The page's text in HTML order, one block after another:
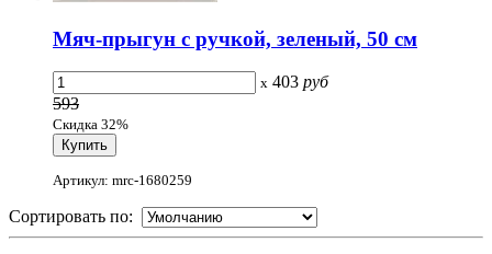
Мяч-прыгун с ручкой, зеленый, 50 см
x 403 руб
593
Скидка 32%
Артикул: mrc-1680259
Сортировать по: